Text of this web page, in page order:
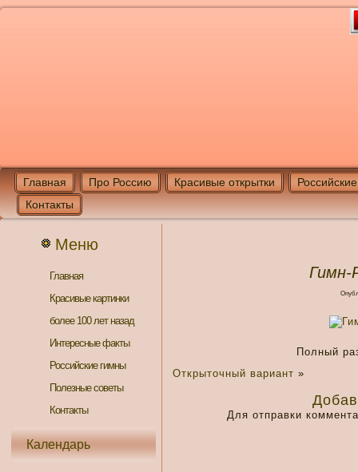
Главная Про Россию Красивые открытки
Контакты
Меню
Главная
Красивые картинки
более 100 лет назад
Интересные факты
Российские гимны
Полезные советы
Контакты
Календарь
Гимн-
Полный
Открыточный вариант »
Для отправки